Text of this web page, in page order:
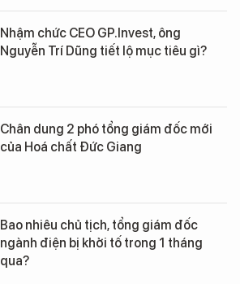
Nhậm chức CEO GP.Invest, ông
Nguyễn Trí Dũng tiết lộ mục tiêu gì?
Chân dung 2 phó tổng giám đốc mới
của Hoá chất Đức Giang
Bao nhiêu chủ tịch, tổng giám đốc
ngành điện bị khởi tố trong 1 tháng
qua?